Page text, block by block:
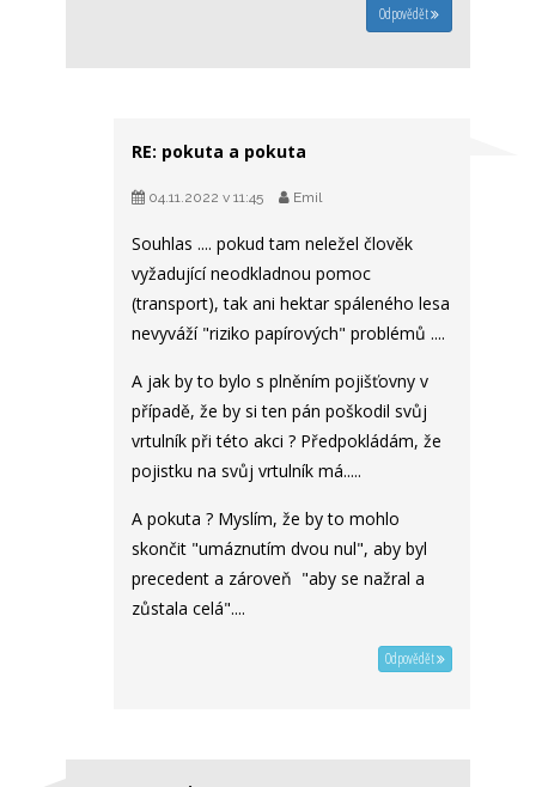
Odpovědět
RE: pokuta a pokuta
04.11.2022 v 11:45 Emil
Souhlas .... pokud tam neležel člověk
vyžadující neodkladnou pomoc
(transport), tak ani hektar spáleného lesa
nevyváží "riziko papírových" problémů ....
A jak by to bylo s plněním pojišťovny v
případě, že by si ten pán poškodil svůj
vrtulník při této akci ? Předpokládám, že
pojistku na svůj vrtulník má.....
A pokuta ? Myslím, že by to mohlo
skončit "umáznutím dvou nul", aby byl
precedent a zároveň "aby se nažral a
zůstala celá"....
Odpovědět